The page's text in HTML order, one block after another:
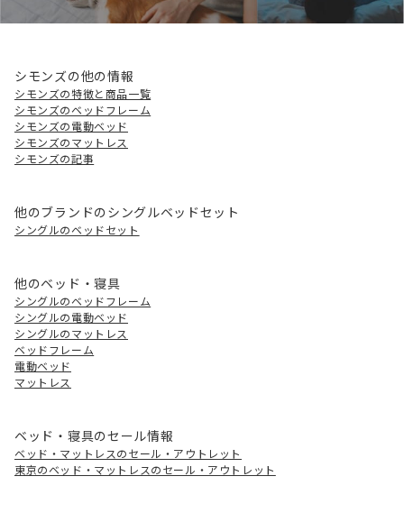
シモンズの他の情報
シモンズの特徴と商品一覧
シモンズのベッドフレーム
シモンズの電動ベッド
シモンズのマットレス
シモンズの記事
他のブランドのシングルベッドセット
シングルのベッドセット
他のベッド・寝具
シングルのベッドフレーム
シングルの電動ベッド
シングルのマットレス
ベッドフレーム
電動ベッド
マットレス
ベッド・寝具のセール情報
ベッド・マットレスのセール・アウトレット
東京のベッド・マットレスのセール・アウトレット